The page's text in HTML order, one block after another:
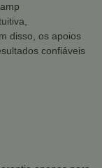
disso, os apoios
confiáveis